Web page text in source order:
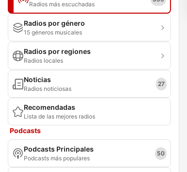
Radios más escuchadas
Radios por género
15 géneros musicales
Radios por regiones
Radios locales
Noticias
Radios noticiosas
27
Recomendadas
Lista de las mejores radios
Podcasts
Podcasts Principales
Podcasts más populares
50